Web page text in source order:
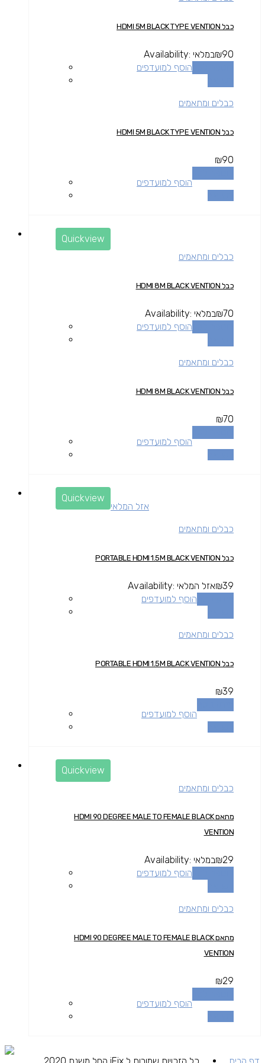
כבל HDMI 5M BLACK TYPE VENTION
₪90
Availability: במלאי
הוסף למועדפים
כבלים ומתאמים
כבל HDMI 5M BLACK TYPE VENTION
₪90
הוסף למועדפים
Quickview
כבלים ומתאמים
כבל HDMI 8M BLACK VENTION
₪70
Availability: במלאי
הוסף למועדפים
כבלים ומתאמים
כבל HDMI 8M BLACK VENTION
₪70
הוסף למועדפים
Quickview
אזל המלאי
כבלים ומתאמים
כבל PORTABLE HDMI 1.5M BLACK VENTION
₪39
Availability: אזל המלאי
הוסף למועדפים
כבלים ומתאמים
כבל PORTABLE HDMI 1.5M BLACK VENTION
₪39
הוסף למועדפים
Quickview
כבלים ומתאמים
מתאם HDMI 90 DEGREE MALE TO FEMALE BLACK
VENTION
₪29
Availability: במלאי
הוסף למועדפים
כבלים ומתאמים
מתאם HDMI 90 DEGREE MALE TO FEMALE BLACK
VENTION
₪29
הוסף למועדפים